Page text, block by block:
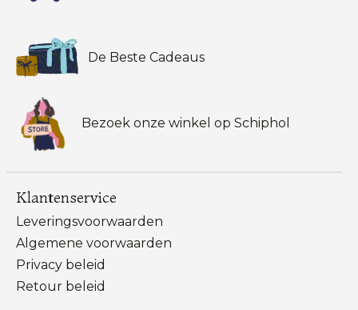
De Beste Cadeaus
Bezoek onze winkel op Schiphol
Klantenservice
Leveringsvoorwaarden
Algemene voorwaarden
Privacy beleid
Retour beleid